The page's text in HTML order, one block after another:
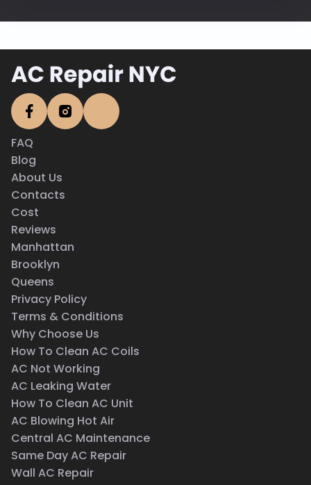
FAQ
Blog
About Us
Contacts
Cost
Reviews
Manhattan
Brooklyn
Queens
Privacy Policy
Terms & Conditions
Why Choose Us
How To Clean AC Coils
AC Not Working
AC Leaking Water
How To Clean AC Unit
AC Blowing Hot Air
Central AC Maintenance
Same Day AC Repair
Wall AC Repair